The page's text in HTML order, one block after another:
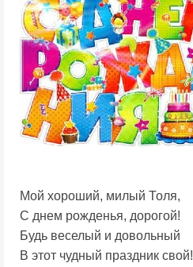
Мой хороший, милый Толя,
С днем рожденья, дорогой!
Будь веселый и довольный
В этот чудный праздник свой!